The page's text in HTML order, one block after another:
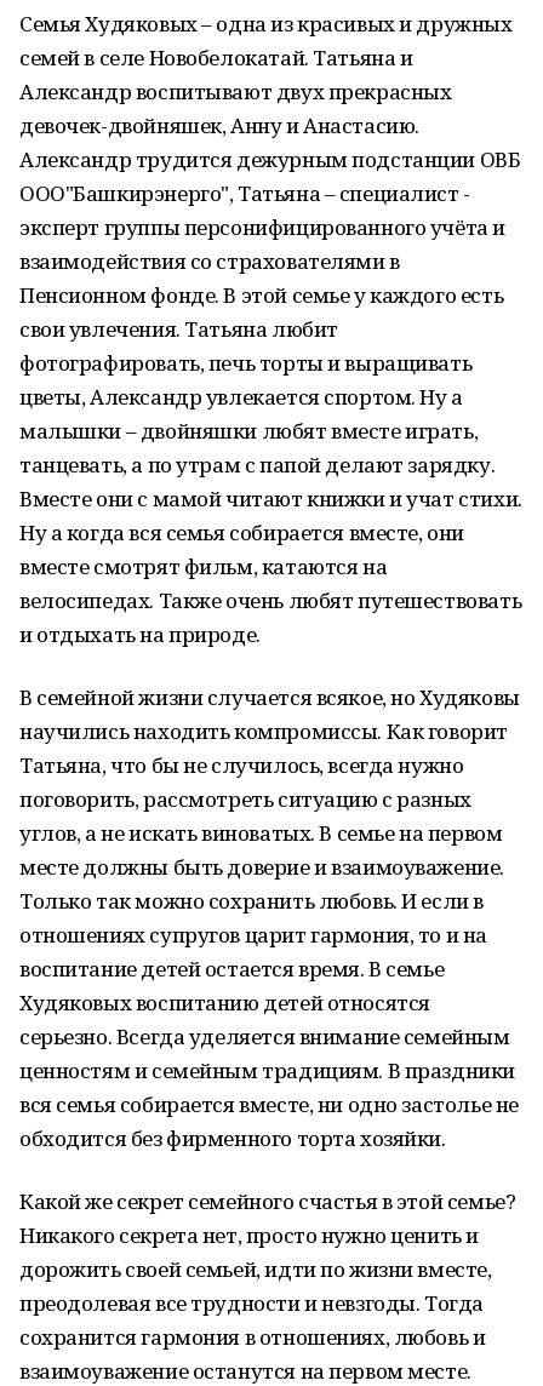
Семья Худяковых – одна из красивых и дружных
семей в селе Новобелокатай. Татьяна и
Александр воспитывают двух прекрасных
девочек-двойняшек, Анну и Анастасию.
Александр трудится дежурным подстанции ОВБ
ООО"Башкирэнерго", Татьяна – специалист -
эксперт группы персонифицированного учёта и
взаимодействия со страхователями в
Пенсионном фонде. В этой семье у каждого есть
свои увлечения. Татьяна любит
фотографировать, печь торты и выращивать
цветы, Александр увлекается спортом. Ну а
малышки – двойняшки любят вместе играть,
танцевать, а по утрам с папой делают зарядку.
Вместе они с мамой читают книжки и учат стихи.
Ну а когда вся семья собирается вместе, они
вместе смотрят фильм, катаются на
велосипедах. Также очень любят путешествовать
и отдыхать на природе.
В семейной жизни случается всякое, но Худяковы
научились находить компромиссы. Как говорит
Татьяна, что бы не случилось, всегда нужно
поговорить, рассмотреть ситуацию с разных
углов, а не искать виноватых. В семье на первом
месте должны быть доверие и взаимоуважение.
Только так можно сохранить любовь. И если в
отношениях супругов царит гармония, то и на
воспитание детей остается время. В семье
Худяковых воспитанию детей относятся
серьезно. Всегда уделяется внимание семейным
ценностям и семейным традициям. В праздники
вся семья собирается вместе, ни одно застолье не
обходится без фирменного торта хозяйки.
Какой же секрет семейного счастья в этой семье?
Никакого секрета нет, просто нужно ценить и
дорожить своей семьей, идти по жизни вместе,
преодолевая все трудности и невзгоды. Тогда
сохранится гармония в отношениях, любовь и
взаимоуважение останутся на первом месте.